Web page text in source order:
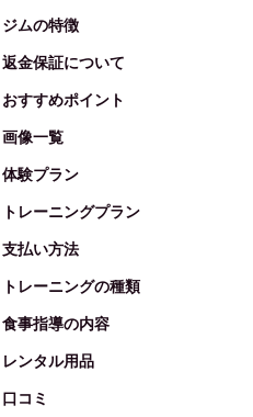
ジムの特徴
返金保証について
おすすめポイント
画像一覧
体験プラン
トレーニングプラン
支払い方法
トレーニングの種類
食事指導の内容
レンタル用品
口コミ